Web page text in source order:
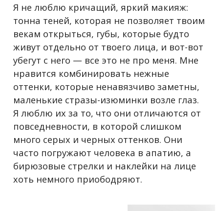
Я не люблю кричащий, яркий макияж:
тонна теней, которая не позволяет твоим
векам открыться, губы, которые будто
живут отдельно от твоего лица, и вот-вот
убегут с него — все это не про меня. Мне
нравится комбинировать нежные
оттенки, которые ненавязчиво заметны,
маленькие стразы-изюминки возле глаз.
Я люблю их за то, что они отличаются от
повседневности, в которой слишком
много серых и черных оттенков. Они
часто погружают человека в апатию, а
бирюзовые стрелки и наклейки на лице
хоть немного приободряют.